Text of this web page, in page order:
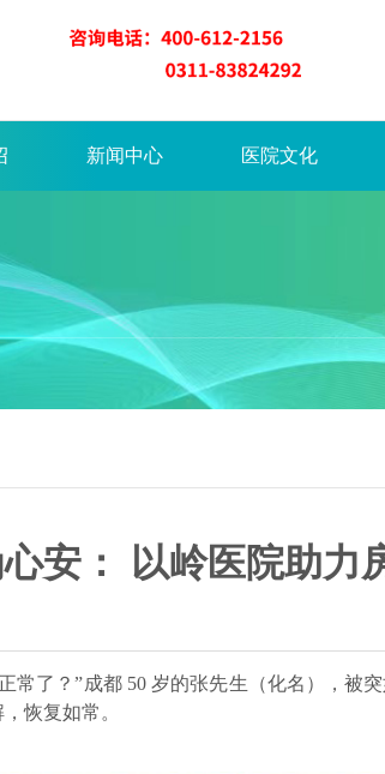
新闻中心 医院文化
安： 以岭医院助力
常了？”成都 50 岁的张先生 （化名），被
恢复如常。